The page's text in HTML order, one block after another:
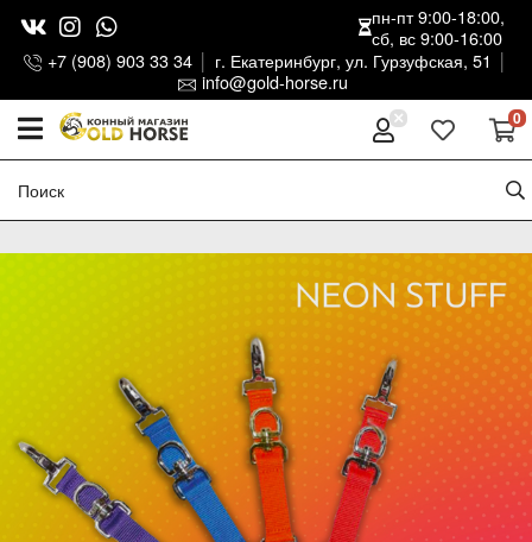
+7 (908) 903 33 34
г. Екатеринбург, ул. Гурзуфская, 51
info@gold-horse.ru
пн-пт 9:00-18:00,
сб, вс 9:00-16:00
0